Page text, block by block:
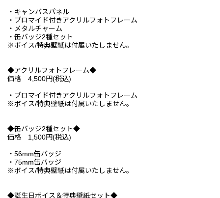
・キャンバスパネル
・ブロマイド付きアクリルフォトフレーム
・メタルチャーム
・缶バッジ2種セット
※ボイス/特典壁紙は付属いたしません。
◆アクリルフォトフレーム◆
価格 4,500円(税込)
・ブロマイド付きアクリルフォトフレーム
※ボイス/特典壁紙は付属いたしません。
◆缶バッジ2種セット◆
価格 1,500円(税込)
・56mm缶バッジ
・75mm缶バッジ
※ボイス/特典壁紙は付属いたしません。
◆誕生日ボイス＆特典壁紙セット◆